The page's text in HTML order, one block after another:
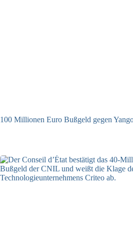
100 Millionen Euro Bußgeld gegen